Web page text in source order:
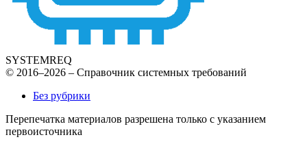
SYSTEMREQ
© 2016–2026 – Справочник системных требований
Без рубрики
Перепечатка материалов разрешена только с указанием
первоисточника